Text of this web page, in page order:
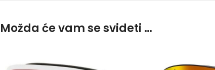
Možda će vam se svideti …